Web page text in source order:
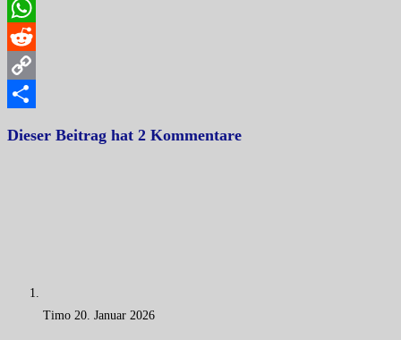
Email
WhatsApp
Reddit
Copy
Dieser Beitrag hat 2 Kommentare
Timo 20. Januar 2026